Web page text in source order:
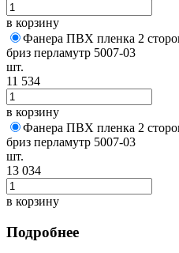
в корзину
Фанера ПВХ пленка 2
бриз перламутр 5007-03
шт.
11 534
в корзину
Фанера ПВХ пленка 2
бриз перламутр 5007-03
шт.
13 034
в корзину
Подробнее